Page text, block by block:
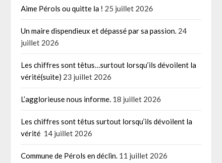
Aime Pérols ou quitte la ! 25 juillet 2026
Un maire dispendieux et dépassé par sa passion. 24
juillet 2026
Les chiffres sont têtus…surtout lorsqu’ils dévoilent la
vérité(suite) 23 juillet 2026
L’agglorieuse nous informe. 18 juillet 2026
Les chiffres sont têtus surtout lorsqu’ils dévoilent la
vérité 14 juillet 2026
Commune de Pérols en déclin. 11 juillet 2026